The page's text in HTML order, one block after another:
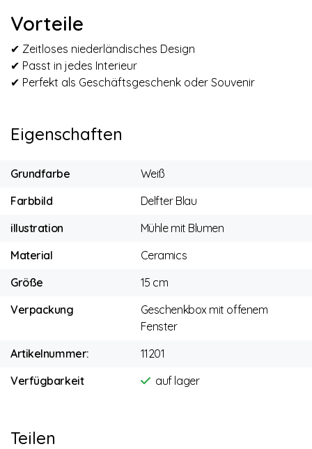
Vorteile
✔ Zeitloses niederländisches Design
✔ Passt in jedes Interieur
✔ Perfekt als Geschäftsgeschenk oder Souvenir
Eigenschaften
Grundfarbe
Weiß
Farbbild
Delfter Blau
illustration
Mühle mit Blumen
Material
Ceramics
Größe
15 cm
Verpackung
Geschenkbox mit offenem
Fenster
Artikelnummer:
11201
Verfügbarkeit
auf lager
Teilen